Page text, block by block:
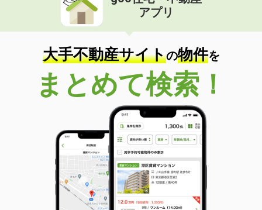
価 格
住 所
茨城県土浦市真鍋５
専有面積 48.84m²
間取り
3DK
茨城県つくば市松代５
価 格
11.80万円
茨城県つくば市松代５
56.64m²
間取り
2LDK
茨城県古河市茶屋新田
価 格
5.60万円
住 所
茨城県古河市茶屋新田
アプリ
大手不動産サイトの物件を
まとめて検索！